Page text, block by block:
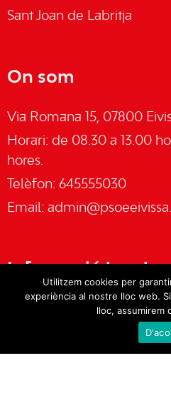
Sant Joan de Labritja
On som
Via Romana 15, 07800
Horari: de 08.30 a 13.00
hores.
Telèfon: 645555030
Email:
Informació legal
Política de privacitat
Utilitzem cookies per
experiència al nostre lloc web.
lloc, assumirem